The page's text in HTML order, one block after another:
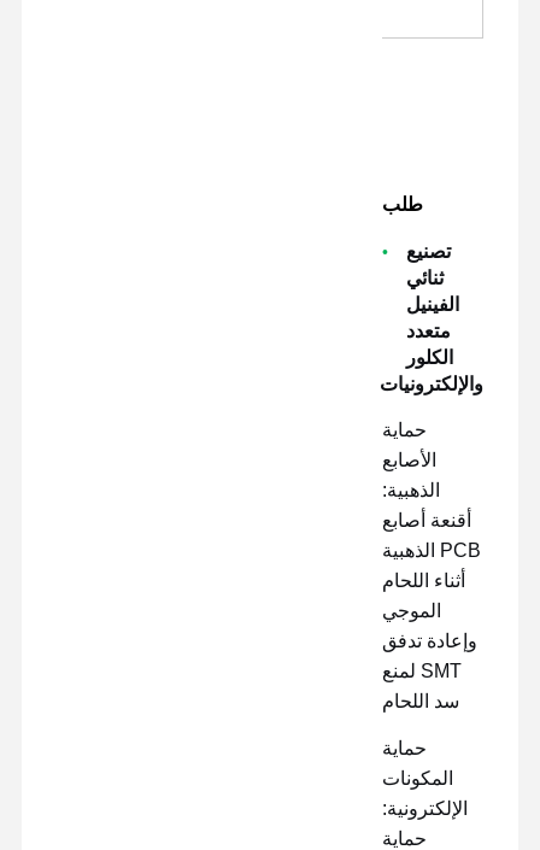
طلب
تصنيع
ثنائي
الفينيل
متعدد
الكلور
والإلكترونيات
حماية
الأصابع
الذهبية:
أقنعة أصابع
PCB الذهبية
أثناء اللحام
الموجي
وإعادة تدفق
SMT لمنع
سد اللحام
حماية
المكونات
الإلكترونية:
حماية